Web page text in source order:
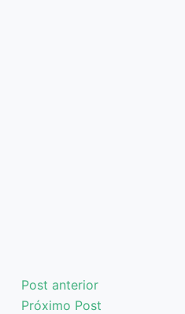
Post anterior
Próximo Post